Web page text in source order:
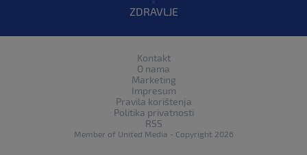
ZDRAVLJE
Kontakt
O nama
Marketing
Impresum
Pravila korištenja
Politika privatnosti
RSS
Member of United Media - Copyright 2026